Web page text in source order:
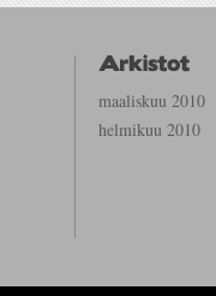
maaliskuu 2010
helmikuu 2010